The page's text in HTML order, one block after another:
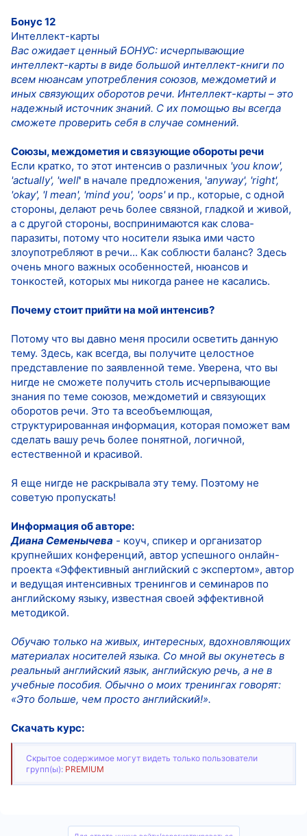
Бонус 12
Интеллект-карты
Вас ожидает ценный БОНУС: исчерпывающие
интеллект-карты в виде большой интеллект-книги по
всем нюансам употребления союзов, междометий и
иных связующих оборотов речи. Интеллект-карты – это
надежный источник знаний. С их помощью вы всегда
сможете проверить себя в случае сомнений.
Союзы, междометия и связующие обороты речи
Если кратко, то этот интенсив о различных 'you know',
'actually', 'well' в начале предложения, 'anyway', 'right',
'okay', 'I mean', 'mind you', 'oops' и пр., которые, с одной
стороны, делают речь более связной, гладкой и живой,
а с другой стороны, воспринимаются как слова-
паразиты, потому что носители языка ими часто
злоупотребляют в речи... Как соблюсти баланс? Здесь
очень много важных особенностей, нюансов и
тонкостей, которых мы никогда ранее не касались.
Почему стоит прийти на мой интенсив?
Потому что вы давно меня просили осветить данную
тему. Здесь, как всегда, вы получите целостное
представление по заявленной теме. Уверена, что вы
нигде не сможете получить столь исчерпывающие
знания по теме союзов, междометий и связующих
оборотов речи. Это та всеобъемлющая,
структурированная информация, которая поможет вам
сделать вашу речь более понятной, логичной,
естественной и красивой.
Я еще нигде не раскрывала эту тему. Поэтому не
советую пропускать!
Информация об авторе:
Диана Семенычева - коуч, спикер и организатор
крупнейших конференций, автор успешного онлайн-
проекта «Эффективный английский с экспертом», автор
и ведущая интенсивных тренингов и семинаров по
английскому языку, известная своей эффективной
методикой.
Обучаю только на живых, интересных, вдохновляющих
материалах носителей языка. Со мной вы окунетесь в
реальный английский язык, английскую речь, а не в
учебные пособия. Обычно о моих тренингах говорят:
«Это больше, чем просто английский!».
Скачать курс:
Скрытое содержимое могут видеть только пользователи
групп(ы): PREMIUM